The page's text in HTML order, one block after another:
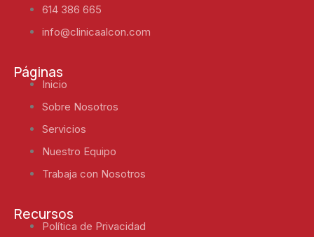
614 386 665
info@clinicaalcon.com
Páginas
Inicio
Sobre Nosotros
Servicios
Nuestro Equipo
Trabaja con Nosotros
Recursos
Política de Privacidad